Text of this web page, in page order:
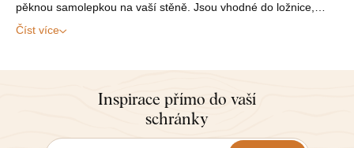
pěknou samolepkou na vaší stěně. Jsou vhodné do ložnice,…
Číst více
Inspirace přímo do vaší
schránky